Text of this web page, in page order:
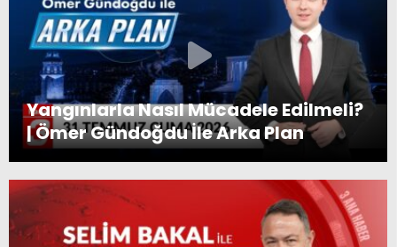
Yangınlarla Nasıl Mücadele Edilmeli?
| Ömer Gündoğdu İle Arka Plan